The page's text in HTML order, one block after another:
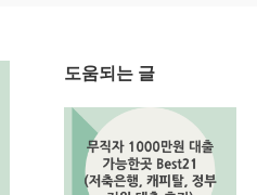
도움되는 글